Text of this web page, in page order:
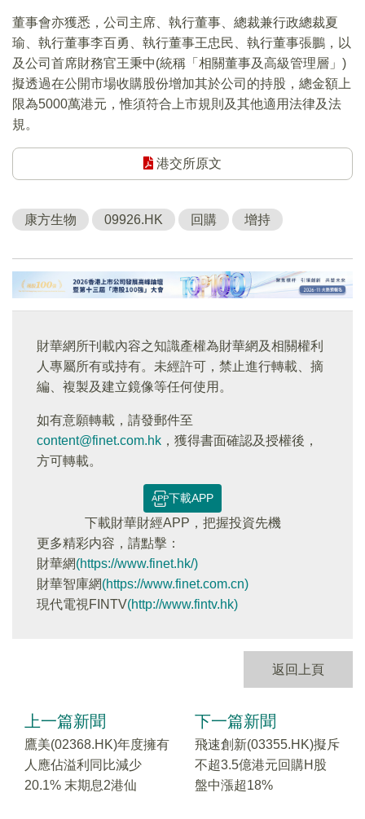
董事會亦獲悉，公司主席、執行董事、總裁兼行政總裁夏
瑜、執行董事李百勇、執行董事王忠民、執行董事張鵬，以
及公司首席財務官王秉中(統稱「相關董事及高級管理層」)
擬透過在公開市場收購股份增加其於公司的持股，總金額上
限為5000萬港元，惟須符合上市規則及其他適用法律及法
規。
港交所原文
康方生物 09926.HK 回購 增持
財華網所刊載內容之知識產權為財華網及相關權利
人專屬所有或持有。未經許可，禁止進行轉載、摘
編、複製及建立鏡像等任何使用。
如有意願轉載，請發郵件至
content@finet.com.hk ，獲得書面確認及授權後，
方可轉載。
下載APP
下載財華財經APP，把握投資先機
更多精彩内容，請點擊：
財華網(https://www.finet.hk/)
財華智庫網(https://www.finet.com.cn)
現代電視FINTV(http://www.fintv.hk)
返回上頁
上一篇新聞
鷹美(02368.HK)年度擁有
人應佔溢利同比減少
20.1% 末期息2港仙
下一篇新聞
飛速創新(03355.HK)擬斥
不超3.5億港元回購H股
盤中漲超18%